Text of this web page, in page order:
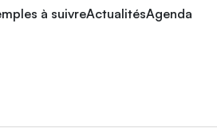
à suivreActualitésAgenda